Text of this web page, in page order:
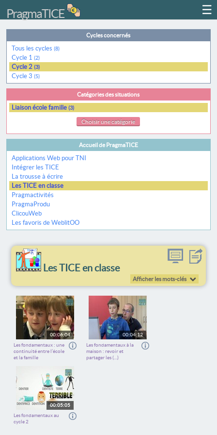
PragmaTICE
Cycles concernés
Tous les cycles(8)
Cycle 1(2)
Cycle 2(3)
Cycle 3(5)
Catégories des situations
Liaison école famille(3)
Choisir une catégorie
Accueil de PragmaTICE
Applications Web pour TNI
Intégrer les TICE
La trousse à écrire
Les TICE en classe
Pragmactivités
PragmaProdu
ClicouWeb
Les favoris de WeblitOO
Les TICE en classe
Afficher les mots-clés
00:06:04
Les fondamentaux : une
continuité entre l’école
et la famille
00:04:12
Les fondamentaux à la
maison : revoir et
partager les (…)
00:05:05
Les fondamentaux au
cycle 2
☰